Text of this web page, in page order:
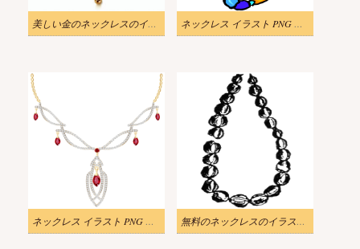
美しい金のネックレスのイラスト無料 ネックレス イラスト PNG イメージ
ネックレス イラスト PNG 無料 無料のネックレスのイラスト 白黒